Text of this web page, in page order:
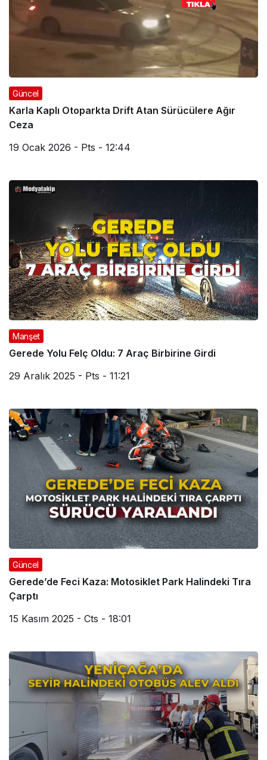
Güncel
Karla Kaplı Otoparkta Drift Atan Sürücülere Ağır
Ceza
19 Ocak 2026 - Pts - 12:44
Manşet
Gerede Yolu Felç Oldu: 7 Araç Birbirine Girdi
29 Aralık 2025 - Pts - 11:21
Güncel
Gerede’de Feci Kaza: Motosiklet Park Halindeki Tıra
Çarptı
15 Kasım 2025 - Cts - 18:01